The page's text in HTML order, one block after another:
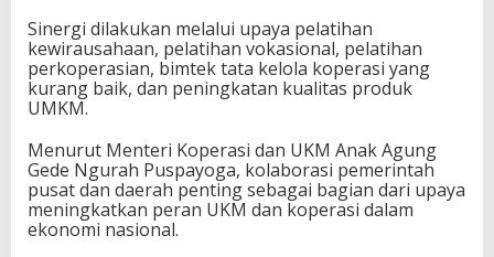
Sinergi dilakukan melalui upaya pelatihan
kewirausahaan, pelatihan vokasional, pelatihan
perkoperasian, bimtek tata kelola koperasi yang
kurang baik, dan peningkatan kualitas produk
UMKM.
Menurut Menteri Koperasi dan UKM Anak Agung
Gede Ngurah Puspayoga, kolaborasi pemerintah
pusat dan daerah penting sebagai bagian dari upaya
meningkatkan peran UKM dan koperasi dalam
ekonomi nasional.